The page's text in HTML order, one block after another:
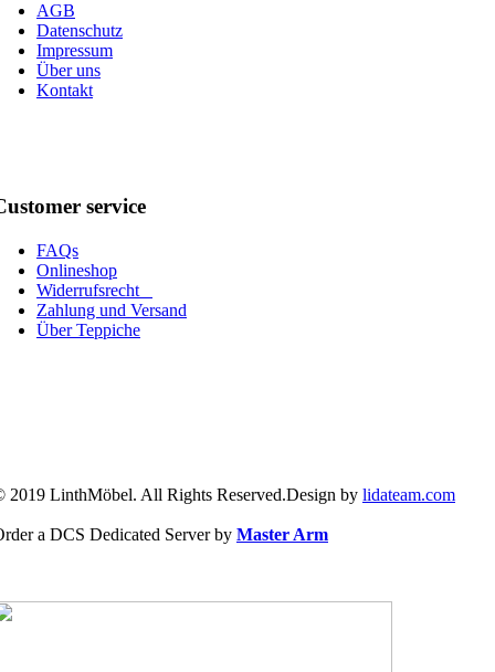
AGB
Datenschutz
Impressum
Über uns
Kontakt
service
FAQs
Onlineshop
Widerrufsrecht
Zahlung und Versand
Über Teppiche
2019 LinthMöbel. All Rights Reserved.Design by lidateam.com
a DCS Dedicated Server by Master Arm